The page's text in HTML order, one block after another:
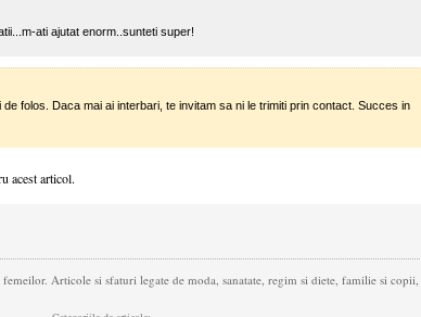
ati ajutat enorm..sunteti super!
folos. Daca mai ai interbari, te invitam sa ni le trimiti prin contact. Succes in
acest articol.
Articole si sfaturi legate de moda, sanatate, regim si diete, familie si